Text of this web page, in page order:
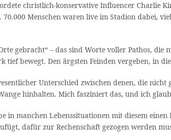
christlich-konservative Influencer Charlie
Menschen waren live im Stadion dabei,
gebracht“ – das sind Worte voller Pathos,
tief bewegt. Den ärgsten Feinden vergeben, in
Unterschied zwischen denen, die
hinhalten. Mich fasziniert das, und ich
in manchen Lebenssituationen mit diesem
dafür zur Rechenschaft gezogen werden